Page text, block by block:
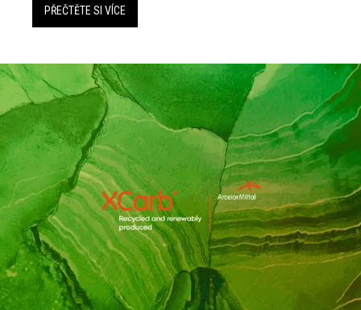
PŘEČTĚTE SI VÍCE